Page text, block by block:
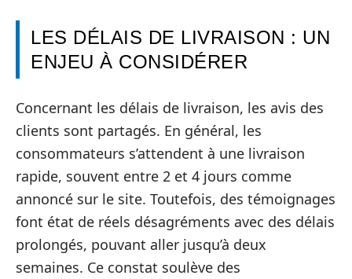
LES DÉLAIS DE LIVRAISON : UN
ENJEU À CONSIDÉRER
Concernant les délais de livraison, les avis des
clients sont partagés. En général, les
consommateurs s’attendent à une livraison
rapide, souvent entre 2 et 4 jours comme
annoncé sur le site. Toutefois, des témoignages
font état de réels désagréments avec des délais
prolongés, pouvant aller jusqu’à deux
semaines. Ce constat soulève des